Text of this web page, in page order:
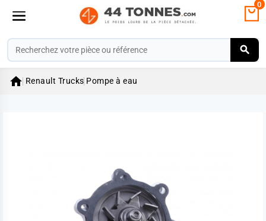
0
 Renault Trucks Pompe à eau